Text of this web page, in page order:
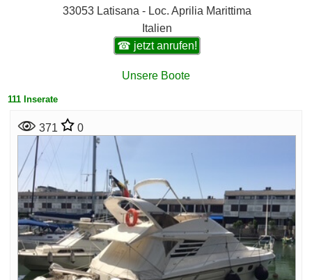
33053 Latisana - Loc. Aprilia Marittima
Italien
☎ jetzt anrufen!
Unsere Boote
111 Inserate
371 0